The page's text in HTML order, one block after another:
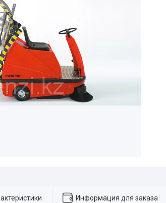
Информация для заказа